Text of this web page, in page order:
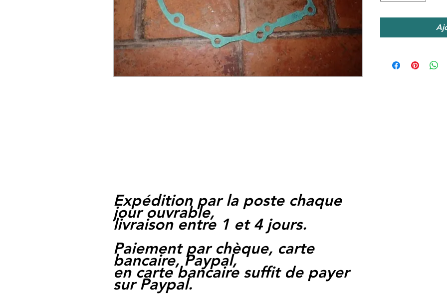
Expédition par la poste chaque
jour ouvrable,
livraison entre 1 et 4 jours.
Paiement par chèque, carte
bancaire, Paypal,
en carte bancaire suffit de payer
sur Paypal.